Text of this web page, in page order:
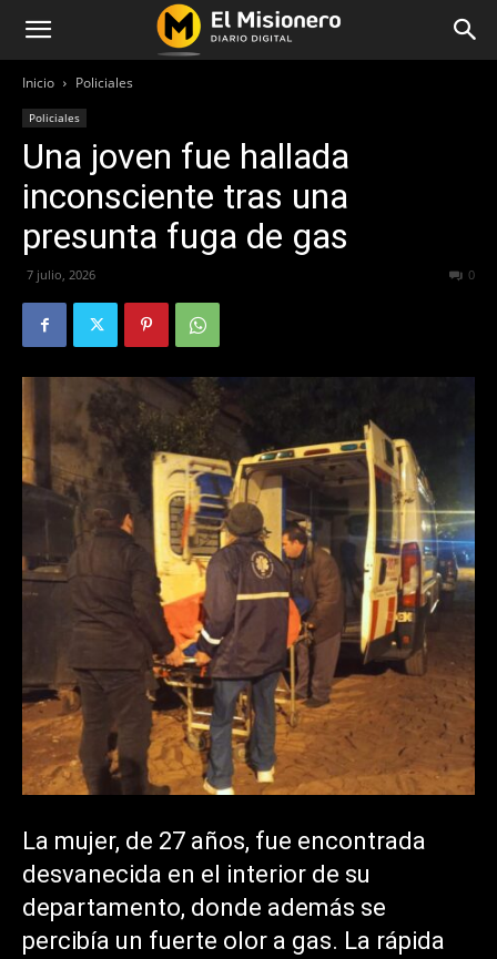
Inicio Policiales
Policiales
Una joven fue hallada
inconsciente tras una
presunta fuga de gas
7 julio, 2026 0
La mujer, de 27 años, fue encontrada
desvanecida en el interior de su
departamento, donde además se
percibía un fuerte olor a gas. La rápida